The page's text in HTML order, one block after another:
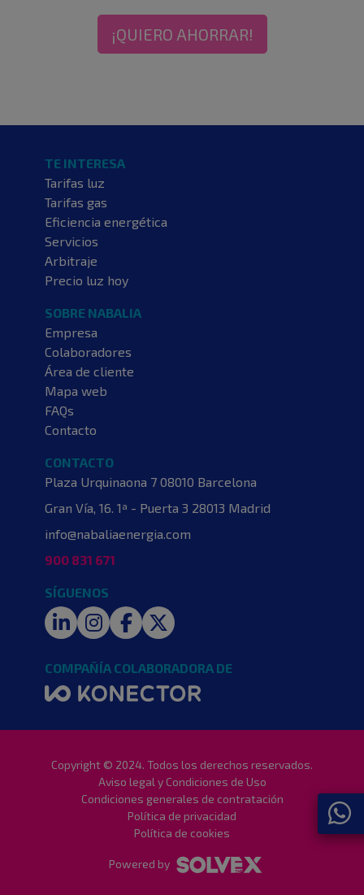
¡QUIERO AHORRAR!
CONTACTO
Plaza Urquinaona 7 08010 Barcelona
Gran Vía, 16. 1ª - Puerta 3 28013 Madrid
info@nabaliaenergia.com
900 831 671
TE INTERESA
Tarifas luz
Tarifas gas
Eficiencia energética
Servicios
Arbitraje
Precio luz hoy
SOBRE NABALIA
Empresa
Colaboradores
Área de cliente
Mapa web
FAQs
Contacto
SÍGUENOS
LinkedInInstagram
FacebookTwitter
COMPAÑÍA COLABORADORA DE
Copyright © 2024. Todos los derechos reservados.
Aviso legal y Condiciones de Uso
Condiciones generales de contratación
Política de privacidad
Política de cookies
Powered by